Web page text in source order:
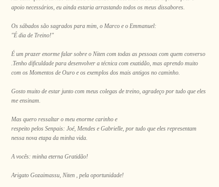
apoio necessários, eu ainda estaria arrastando todos os meus dissabores.
Os sábados são sagrados para mim, o Marco e o Emmanuel:
"É dia de Treino!"
É um prazer enorme falar sobre o Niten com todas as pessoas com quem converso
.Tenho dificuldade para desenvolver a técnica com exatidão, mas aprendo muito
com os Momentos de Ouro e os exemplos dos mais antigos no caminho.
Gosto muito de estar junto com meus colegas de treino, agradeço por tudo que eles
me ensinam.
Mas quero ressaltar o meu enorme carinho e
respeito pelos Senpais: Joé, Mendes e Gabrielle, por tudo que eles representam
nessa nova etapa da minha vida.
A vocês: minha eterna Gratidão!
Arigato Gozaimassu, Niten , pela oportunidade!